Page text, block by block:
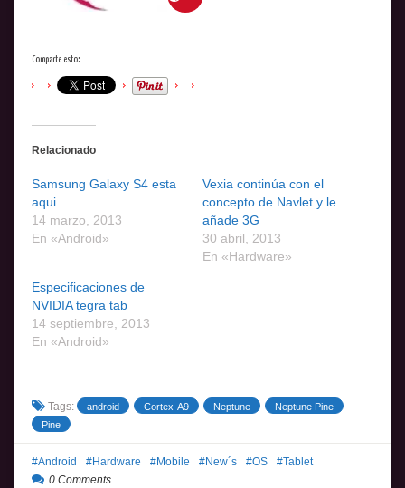
Comparte esto:
Relacionado
Samsung Galaxy S4 esta
aqui
14 marzo, 2013
En «Android»
Vexia continúa con el
concepto de Navlet y le
añade 3G
30 abril, 2013
En «Hardware»
Especificaciones de
NVIDIA tegra tab
14 septiembre, 2013
En «Android»
Tags: android Cortex-A9 Neptune
Neptune Pine
Pine
Android Hardware Mobile New´s OS
Tablet
0 Comments